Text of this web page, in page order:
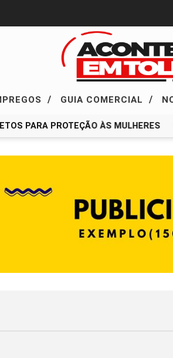
/ GUIA COMERCIAL /
PARA PROTEÇÃO ÀS MULHERES